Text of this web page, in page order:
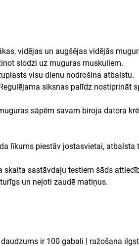
vidējas un augšējas vidējās
slodzi uz muguras muskuliem.
visu dienu nodrošina atbalstu.
siksnas palīdz nostiprināt
sāpēm savam biroja datora
līkums piestāv jostasvietai, atbalsta
sastāvdaļu testiem šāds
un neļoti zaudē matiņus.
ir 100 gabali | ražošana